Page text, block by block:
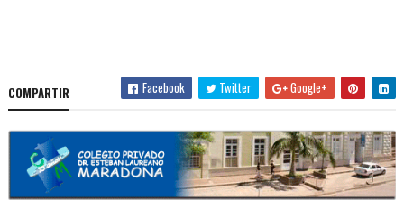
COMPARTIR Facebook Twitter Google+